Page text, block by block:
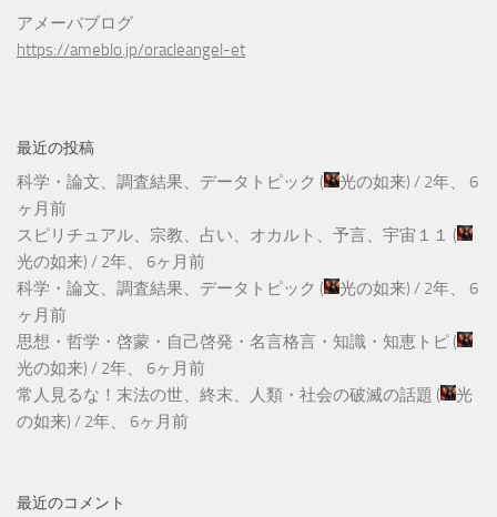
アメーバブログ
https://ameblo.jp/oracleangel-et
最近の投稿
科学・論文、調査結果、データトピック ( 光の如来) / 2年、 6
ヶ月前
スピリチュアル、宗教、占い、オカルト、予言、宇宙１１ (
光の如来) / 2年、 6ヶ月前
科学・論文、調査結果、データトピック ( 光の如来) / 2年、 6
ヶ月前
思想・哲学・啓蒙・自己啓発・名言格言・知識・知恵トピ (
光の如来) / 2年、 6ヶ月前
常人見るな！末法の世、終末、人類・社会の破滅の話題 (
光
の如来) / 2年、 6ヶ月前
最近のコメント